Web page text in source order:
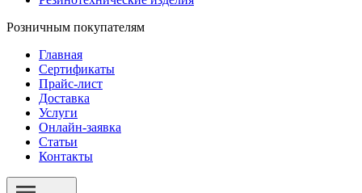
Розничным покупателям
Главная
Сертификаты
Прайс-лист
Доставка
Услуги
Онлайн-заявка
Статьи
Контакты